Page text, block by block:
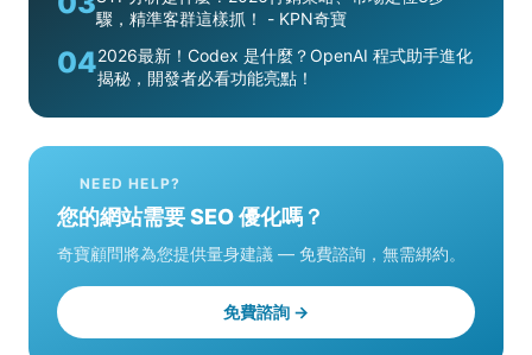
驟，精準客群這樣抓！ - KPN奇寶
042026最新！Codex 是什麼？OpenAI 程式助手進化
揭秘，開發者必看功能亮點！
NEED HELP?
您的網站需要 SEO 優化嗎？
奇寶顧問將為您提供量身建議 — 免費諮詢，無需綁約。
免費諮詢 →